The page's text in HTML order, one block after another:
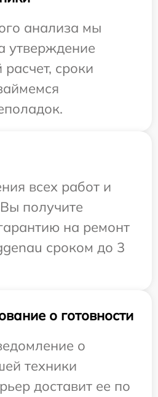
анализа мы
утверждение
сроки
всех работ и
получите
на ремонт
сроком до 3
о готовности
о
техники
доставит ее по